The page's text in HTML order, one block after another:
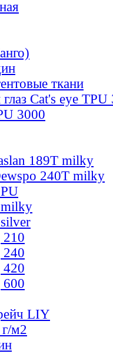
ткани
Cat's eye TPU
3000
189T milky
240T milky
LIY
м2